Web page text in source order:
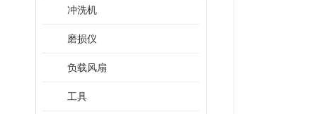
冲洗机
磨损仪
负载风扇
工具